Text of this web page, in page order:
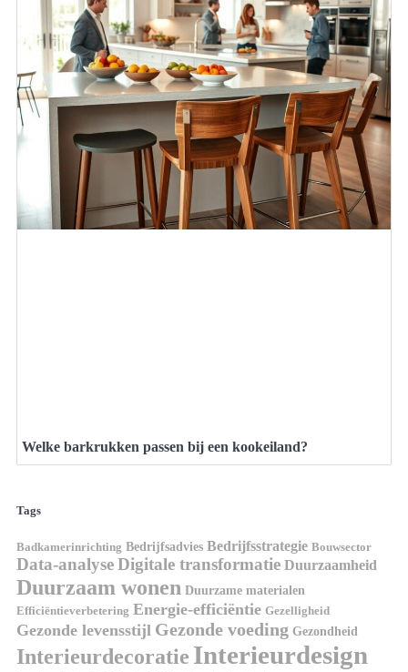
Welke barkrukken passen bij een kookeiland?
Tags
Badkamerinrichting Bedrijfsadvies Bedrijfsstrategie Bouwsector
Data-analyseDigitale transformatie Duurzaamheid
Duurzaam wonen Duurzame materialen
Efficiëntieverbetering Energie-efficiëntie Gezelligheid
Gezonde levensstijl Gezonde voeding Gezondheid
Interieurdecoratie Interieurdesign